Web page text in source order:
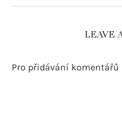
LEAVE
Pro přidávání